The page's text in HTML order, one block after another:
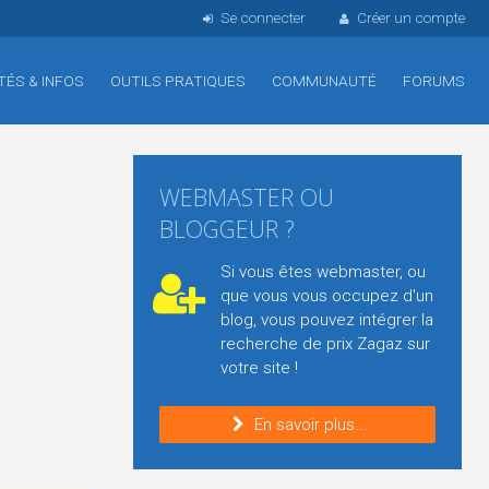
Se connecter Créer un compte
& INFOS OUTILS PRATIQUES COMMUNAUTÉ FORUMS
WEBMASTER OU
BLOGGEUR ?
Si vous êtes webmaster, ou
que vous vous occupez d'un
blog, vous pouvez intégrer la
recherche de prix Zagaz sur
votre site !
En savoir plus...